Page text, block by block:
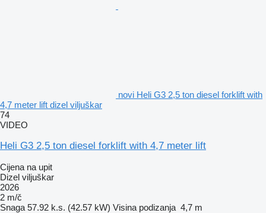
novi Heli G3 2,5 ton diesel forklift with
4,7 meter lift dizel viljuškar
74
VIDEO
Heli G3 2,5 ton diesel forklift with 4,7 meter lift
Cijena na upit
Dizel viljuškar
2026
2 m/č
Snaga 57.92 k.s. (42.57 kW) Visina podizanja 4,7 m